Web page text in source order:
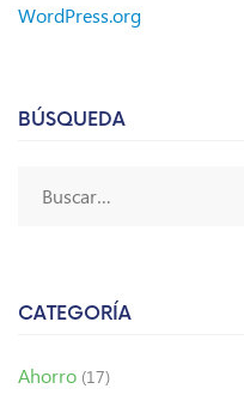
WordPress.org
BÚSQUEDA
CATEGORÍA
Ahorro (17)